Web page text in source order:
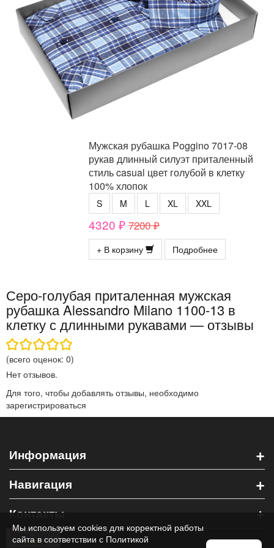
Мужская рубашка Poggino 7017-08
рукав длинный силуэт приталенный
стиль casual цвет голубой в клетку
100% хлопок
S M L XL XXL
4320 ₽ 7200 ₽
+ В корзину Подробнее
Серо-голубая приталенная мужская
рубашка Alessandro Milano 1100-13 в
клетку с длинными рукавами — отзывы
(всего оценок: 0)
Нет отзывов.
Для того, чтобы добавлять отзывы, необходимо
зарегистрироваться
Информация +
Навигация +
Контакты +
Мы используем cookies для корректной работы
сайта в соответствии с Политикой